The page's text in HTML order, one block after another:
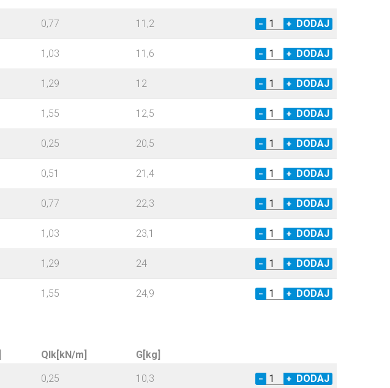
0,77 11,2 − +
1,03 11,6 − +
1,29 12 − +
1,55 12,5 − +
0,25 20,5 − +
0,51 21,4 − +
0,77 22,3 − +
1,03 23,1 − +
1,29 24 − +
1,55 24,9 − +
Qlk[kN/m] G[kg]
0,25 10,3 − +